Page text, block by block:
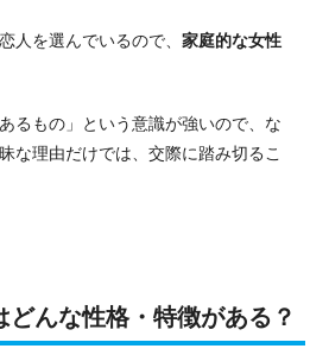
人を選んでいるので、 家庭的な女性
るもの」という意識が強いので、な
な理由だけでは、交際に踏み切るこ
どんな性格・特徴がある？